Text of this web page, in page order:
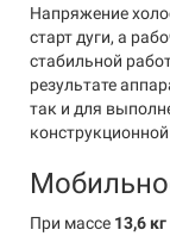
Напряжение
старт дуги, а
стабильной
результате
так и для
конструкционной
При массе 13,6 кг